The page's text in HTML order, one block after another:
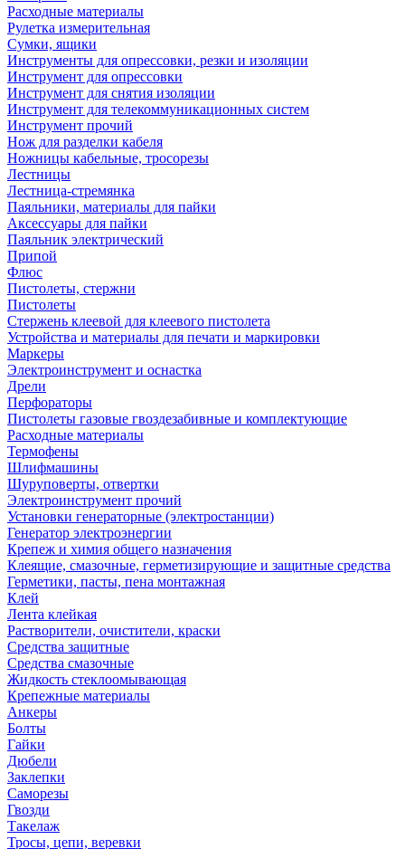
Расходные материалы
Рулетка измерительная
Сумки, ящики
Инструменты для опрессовки, резки и изоляции
Инструмент для опрессовки
Инструмент для снятия изоляции
Инструмент для телекоммуникационных систем
Инструмент прочий
Нож для разделки кабеля
Ножницы кабельные, тросорезы
Лестницы
Лестница-стремянка
Паяльники, материалы для пайки
Аксессуары для пайки
Паяльник электрический
Припой
Флюс
Пистолеты, стержни
Пистолеты
Стержень клеевой для клеевого пистолета
Устройства и материалы для печати и маркировки
Маркеры
Электроинструмент и оснастка
Дрели
Перфораторы
Пистолеты газовые гвоздезабивные и комплектующие
Расходные материалы
Термофены
Шлифмашины
Шуруповерты, отвертки
Электроинструмент прочий
Установки генераторные (электростанции)
Генератор электроэнергии
Крепеж и химия общего назначения
Клеящие, смазочные, герметизирующие и защитные средства
Герметики, пасты, пена монтажная
Клей
Лента клейкая
Растворители, очистители, краски
Средства защитные
Средства смазочные
Жидкость стеклоомывающая
Крепежные материалы
Анкеры
Болты
Гайки
Дюбели
Заклепки
Саморезы
Гвозди
Такелаж
Тросы, цепи, веревки